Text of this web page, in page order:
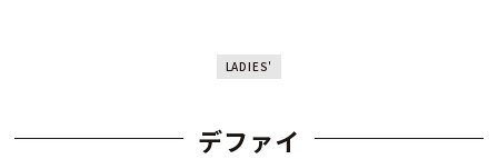
LADIES'
デファイ